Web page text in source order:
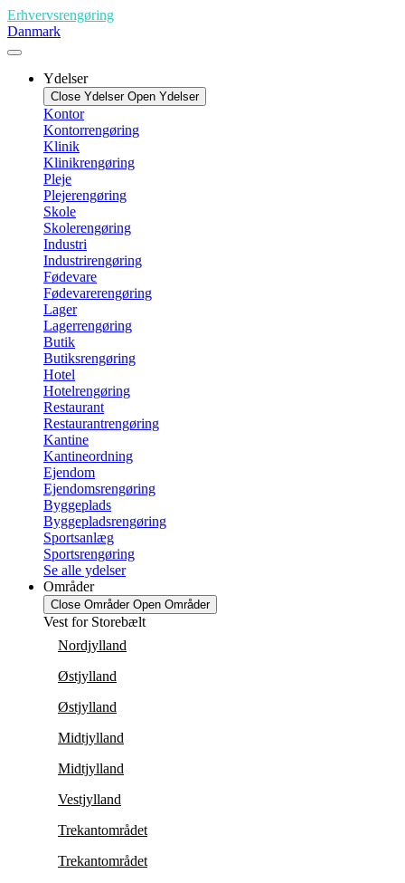
Videre
til
indhold
Erhvervsrengøring
Danmark
Ydelser
Close Ydelser Open Ydelser
Kontor
Kontorrengøring
Klinik
Klinikrengøring
Pleje
Plejerengøring
Skole
Skolerengøring
Industri
Industrirengøring
Fødevare
Fødevarerengøring
Lager
Lagerrengøring
Butik
Butiksrengøring
Hotel
Hotelrengøring
Restaurant
Restaurantrengøring
Kantine
Kantineordning
Ejendom
Ejendomsrengøring
Byggeplads
Byggepladsrengøring
Sportsanlæg
Sportsrengøring
Se alle ydelser
Områder
Close Områder Open Områder
Vest for Storebælt
Nordjylland
Østjylland
Østjylland
Midtjylland
Midtjylland
Vestjylland
Trekantområdet
Trekantområdet